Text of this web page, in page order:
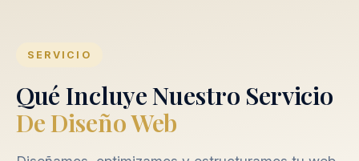
SERVICIO
Qué Incluye Nuestro Servicio
De Diseño Web